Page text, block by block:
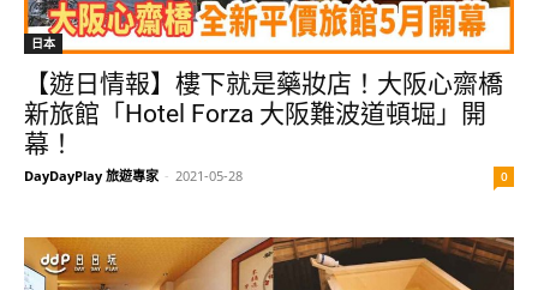
日本
【遊日情報】樓下就是藥妝店！大阪心齋橋
新旅館「Hotel Forza 大阪難波道頓堀」開
幕！
DayDayPlay 旅遊專家 - 2021-05-28 0